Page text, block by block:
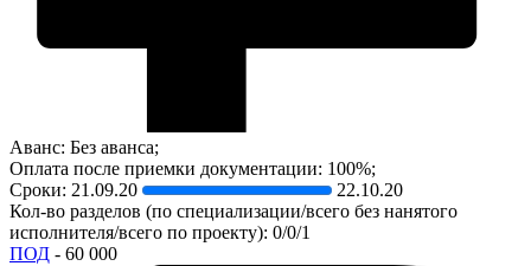
Аванс: Без аванса;
Оплата после приемки документации: 100%;
Сроки: 21.09.20
22.10.20
Кол-во разделов (по специализации/всего без нанятого
исполнителя/всего по проекту): 0/0/1
ПОД - 60 000